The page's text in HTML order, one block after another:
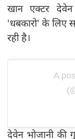
खान एक्टर देवेन
'धबकारो' के लिए
रही है।
A
देवेन भोजानी की